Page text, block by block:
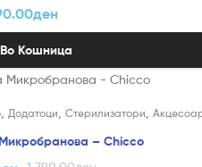
ден
Кошница
, Додатоци Стерилизатори
– Chicco